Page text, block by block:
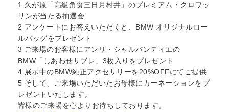
1 久が原「高級角食三日月村井」のプレミアム・クロワッ
サンが当たる抽選会
2 アンケートにお答えいただくと、BMW オリジナルロー
ルバッグをプレゼント
3 ご来場のお客様にアンリ・シャルパンティエの
BMW「しあわせサブレ」3枚入りをプレゼント
4 展示中のBMW純正アクセサリーを20%OFFにてご提供
5 そして、ご来場いただいたお母様にカーネーションをプ
レゼントいたします。
皆様のご来場を心よりお待ちしております。